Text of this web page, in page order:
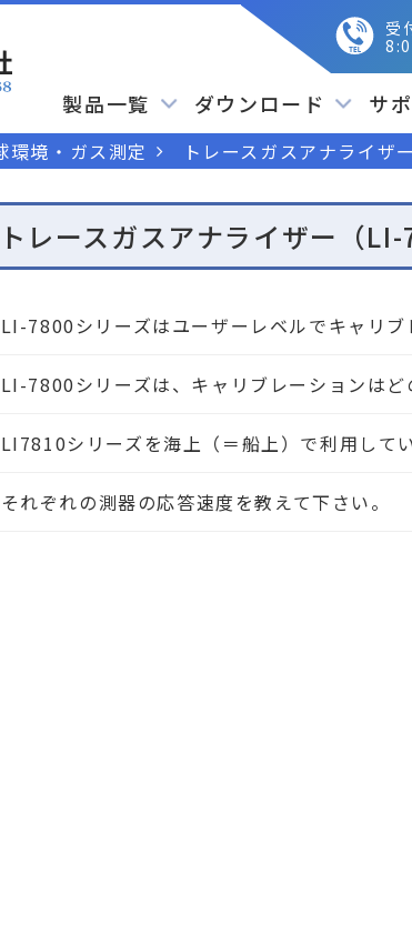
受
製品一覧 ダウンロード サ
環境・ガス測定 トレースガスアナライ
トレースガスアナライザー（
LI-7800シリーズはユーザーレベルでキャリブ
LI-7800シリーズは、キャリブレーションはど
LI7810シリーズを海上（＝船上）で利用して
それぞれの測器の応答速度を教えて下さい。